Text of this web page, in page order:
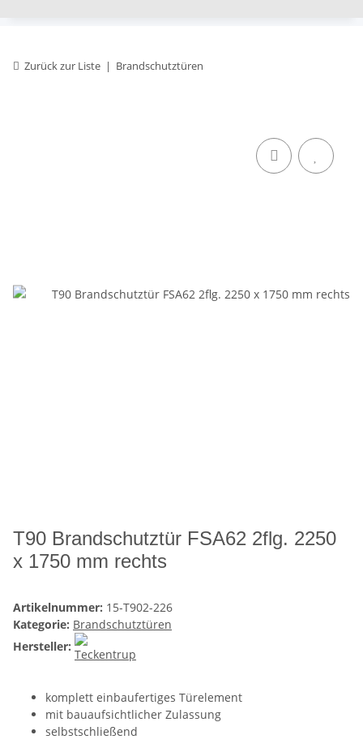
Zurück zur Liste Brandschutztüren
T90 Brandschutztür FSA62 2flg. 2250
x 1750 mm rechts
Artikelnummer: 15-T902-226
Kategorie: Brandschutztüren
Hersteller:
komplett einbaufertiges Türelement
mit bauaufsichtlicher Zulassung
selbstschließend